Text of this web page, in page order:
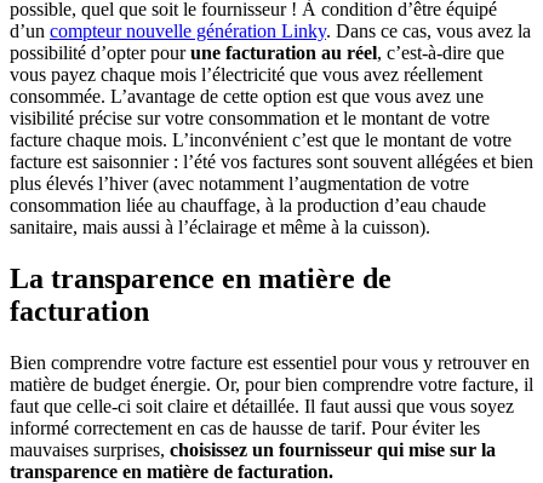
possible, quel que soit le fournisseur ! À condition d’être équipé
d’un compteur nouvelle génération Linky. Dans ce cas, vous avez la
possibilité d’opter pourune facturation au réel, c’est-à-dire que
vous payez chaque mois l’électricité que vous avez réellement
consommée. L’avantage de cette option est que vous avez une
visibilité précise sur votre consommation et le montant de votre
facture chaque mois. L’inconvénient c’est que le montant de votre
facture est saisonnier : l’été vos factures sont souvent allégées et bien
plus élevés l’hiver (avec notamment l’augmentation de votre
consommation liée au chauffage, à la production d’eau chaude
sanitaire, mais aussi à l’éclairage et même à la cuisson).
La transparence en matière de
facturation
Bien comprendre votre facture est essentiel pour vous y retrouver en
matière de budget énergie. Or, pour bien comprendre votre facture, il
faut que celle-ci soit claire et détaillée. Il faut aussi que vous soyez
informé correctement en cas de hausse de tarif. Pour éviter les
mauvaises surprises, choisissez un fournisseur qui mise sur la
transparence en matière de facturation.